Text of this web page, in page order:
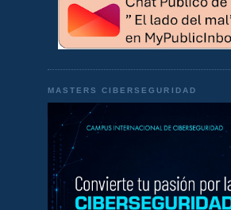
MASTERS CIBERSEGURIDAD